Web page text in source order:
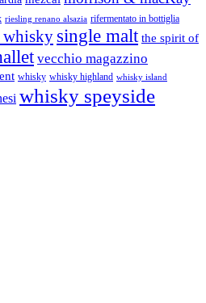
riesling renano alsazia rifermentato in bottiglia
whisky single malt the spirit of
vecchio magazzino
whisky whisky highland whisky island
whisky speyside